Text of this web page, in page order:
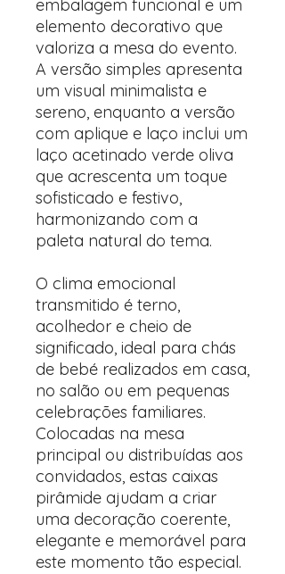
embalagem funcional e um
elemento decorativo que
valoriza a mesa do evento.
A versão simples apresenta
um visual minimalista e
sereno, enquanto a versão
com aplique e laço inclui um
laço acetinado verde oliva
que acrescenta um toque
sofisticado e festivo,
harmonizando com a
paleta natural do tema.
O clima emocional
transmitido é terno,
acolhedor e cheio de
significado, ideal para chás
de bebé realizados em casa,
no salão ou em pequenas
celebrações familiares.
Colocadas na mesa
principal ou distribuídas aos
convidados, estas caixas
pirâmide ajudam a criar
uma decoração coerente,
elegante e memorável para
este momento tão especial.